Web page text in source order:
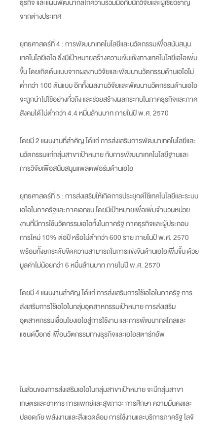
ธุรกิจ และแผนพัฒนากลไกความร่วมมือกับนักวิจัยและผู้เชี่ยวชาญ
จากต่างประเทศ
ยุทธศาสตร์ที่ 4 : การพัฒนาเทคโนโลยีและนวัตกรรมเพื่อสนับสนุน
เทคโนโลยีเอไอ ซึ่งมีเป้าหมายสร้างความเข้มแข็งทางเทคโนโลยีเอไอเพิ่ม
ขึ้น โดยเกิดต้นแบบจากผลงานวิจัยและพัฒนานวัตกรรมด้านเอไอไม่
ต่ำกว่า 100 ต้นแบบ อีกทั้งผลงานวิจัยและพัฒนานวัตกรรมด้านเอไอ
จะถูกนำไปใช้อย่างทั่วถึง และช่วยสร้างผลกระทบในภาคธุรกิจและภาค
สังคมได้ไม่ต่ำกว่า 4.4 หมื่นล้านบาท ภายในปี พ.ศ. 2570
โดยมี 2 แผนงานที่สำคัญ ได้แก่ การส่งเสริมการพัฒนาเทคโนโลยีและ
นวัตกรรมแก่กลุ่มสาขาเป้าหมาย กับการพัฒนาเทคโนโลยีฐานและ
การวิจัยเพื่อสนับสนุนแพลตฟอร์มด้านเอไอ
ยุทธศาสตร์ที่ 5 : การส่งเสริมให้เกิดการประยุกต์ใช้เทคโนโลยีและระบบ
เอไอในภาครัฐและภาคเอกชน โดยมีเป้าหมายเพื่อเพิ่มจำนวนหน่วย
งานที่มีการใช้นวัตกรรมเอไอทั้งในภาครัฐ ภาคธุรกิจและผู้ประกอบ
การใหม่ 10% ต่อปี หรือไม่ต่ำกว่า 600 ราย ภายในปี พ.ศ. 2570
พร้อมทั้งยกระดับขีดความสามารถในการแข่งขันด้านเอไอเพิ่มขึ้น ด้วย
มูลค่าไม่น้อยกว่า 6 หมื่นล้านบาท ภายในปี พ.ศ. 2570
โดยมี 4 แผนงานสำคัญ ได้แก่ การส่งเสริมการใช้เอไอในภาครัฐ การ
ส่งเสริมการใช้เอไอในกลุ่มอุตสาหกรรมเป้าหมาย การส่งเสริม
อุตสาหกรรมเชื่อมโยงเอไอสู่การใช้งาน และการพัฒนากลไกลและ
แซนด์บ็อกซ์ เพื่อนวัตกรรมทางธุรกิจและเอไอสตาร์ทอัพ
ในส่วนของการส่งเสริมเอไอในกลุ่มสาขาเป้าหมาย จะมีกลุ่มสาขา
เกษตรและอาหาร การแพทย์และสุขภาวะ การศึกษา ความมั่นคงและ
ปลอดภัย พลังงานและสิ่งแวดล้อม การใช้งานและบริการภาครัฐ โลจิ